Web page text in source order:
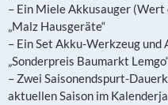
– Ein Miele Akkusauger
„Malz Hausgeräte“
– Ein Set Akku-Werkzeug
„Sonderpreis Baumarkt
– Zwei Saisonendspurt-
aktuellen Saison im